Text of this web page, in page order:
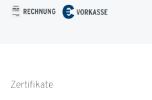
Impressum
Batterieentsorgung
Zertifikate